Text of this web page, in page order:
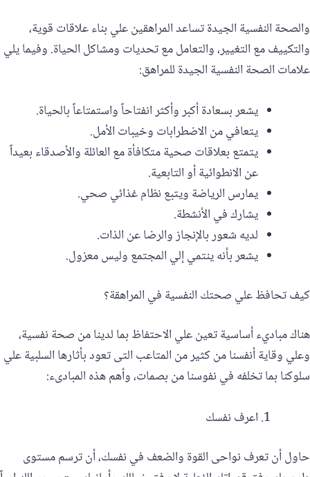
والصحة النفسية الجيدة تساعد المراهقين علي بناء علاقات قوية،
والتكييف مع التغيير، والتعامل مع تحديات ومشاكل الحياة. وفيما يلي
علامات الصحة النفسية الجيدة للمراهق:
يشعر بسعادة أكبر وأكثر انفتاحاً واستمتاعاً بالحياة.
يتعافي من الاضطرابات وخيبات الأمل.
يتمتع بعلاقات صحية متكافأة مع العائلة والأصدقاء بعيداً
عن الانطوائية أو التابعية.
يمارس الرياضة ويتبع نظام غذائي صحي.
يشارك في الأنشطة.
لديه شعور بالإنجاز والرضا عن الذات.
يشعر بأنه ينتمي إلي المجتمع وليس معزول.
كيف تحافظ علي صحتك النفسية في المراهقة؟
هناك مباديء أساسية تعين علي الاحتفاظ بما لدينا من صحة نفسية،
وعلي وقاية أنفسنا من كثير من المتاعب التى تعود بأثارها السلبية علي
سلوكنا بما تخلفه في نفوسنا من بصمات، وأهم هذه المبادىء:
اعرف نفسك
حاول أن تعرف نواحى القوة والضعف في نفسك، أن ترسم مستوى